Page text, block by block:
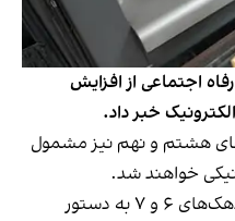
اجتماعی از افزایش
خبر داد.
هشتم و نهم نیز مشمول
خواهند شد.
او حدود دو هفته قبل گفته بود دهک‌های ۶ و ۷ به دستور